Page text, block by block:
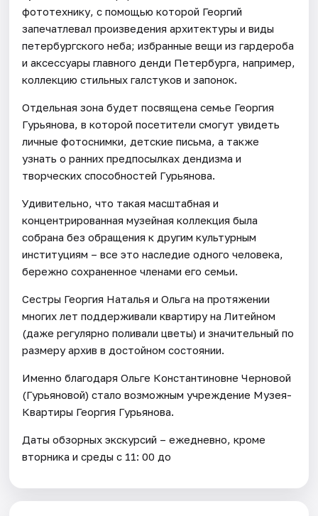
фототехнику, с помощью которой Георгий
запечатлевал произведения архитектуры и виды
петербургского неба; избранные вещи из гардероба
и аксессуары главного денди Петербурга, например,
коллекцию стильных галстуков и запонок.
Отдельная зона будет посвящена семье Георгия
Гурьянова, в которой посетители смогут увидеть
личные фотоснимки, детские письма, а также
узнать о ранних предпосылках дендизма и
творческих способностей Гурьянова.
Удивительно, что такая масштабная и
концентрированная музейная коллекция была
собрана без обращения к другим культурным
институциям – все это наследие одного человека,
бережно сохраненное членами его семьи.
Сестры Георгия Наталья и Ольга на протяжении
многих лет поддерживали квартиру на Литейном
(даже регулярно поливали цветы) и значительный по
размеру архив в достойном состоянии.
Именно благодаря Ольге Константиновне Черновой
(Гурьяновой) стало возможным учреждение Музея-
Квартиры Георгия Гурьянова.
Даты обзорных экскурсий – ежедневно, кроме
вторника и среды с 11: 00 до